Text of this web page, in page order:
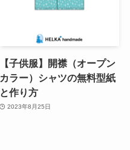
【子供服】開襟（オープン
カラー）シャツの無料型紙
と作り方
2023年8月25日